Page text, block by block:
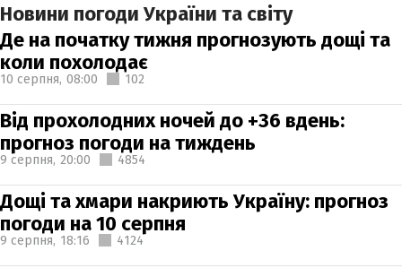
Новини погоди України та світу
Де на початку тижня прогнозують дощі та
коли похолодає
10 серпня, 08:00 102
Від прохолодних ночей до +36 вдень:
прогноз погоди на тиждень
9 серпня, 20:00 4854
Дощі та хмари накриють Україну: прогноз
погоди на 10 серпня
9 серпня, 18:16 4124